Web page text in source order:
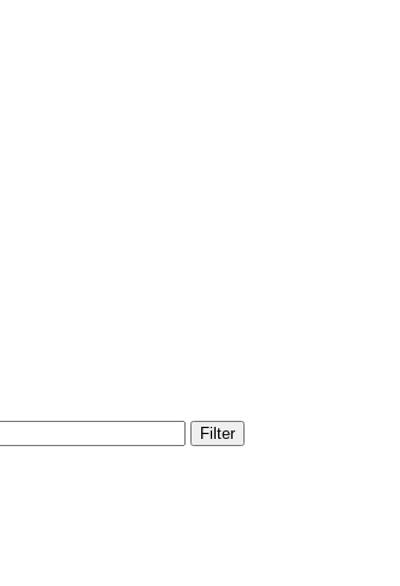
Filter